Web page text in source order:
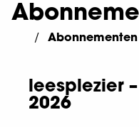
Abonnementen
leesplezier
2026